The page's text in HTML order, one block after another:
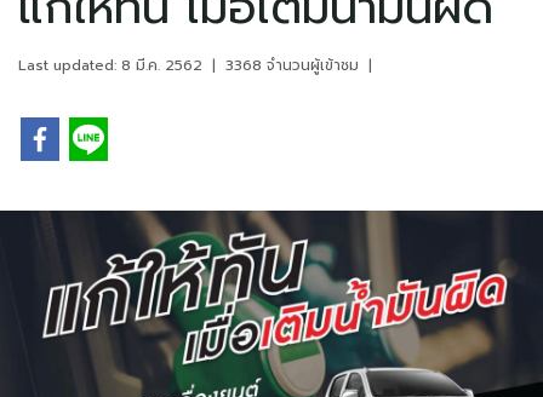
Last updated: 8 มี.ค. 2562 | 3368 จำนวนผู้เข้าชม |